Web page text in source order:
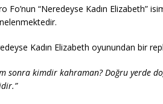
Fo’nun “Neredeyse Kadın Elizabeth”
Kadın Elizabeth oyunundan bir
sonra kimdir kahraman? Doğru yerde